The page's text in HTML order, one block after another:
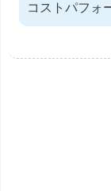
コストパフォ